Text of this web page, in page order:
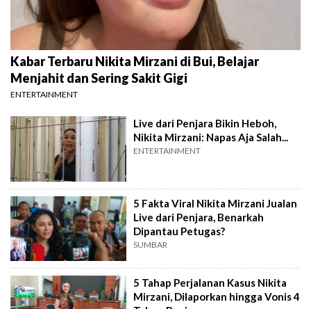
Kabar Terbaru Nikita Mirzani di Bui, Belajar
Menjahit dan Sering Sakit Gigi
ENTERTAINMENT
Live dari Penjara Bikin Heboh,
Nikita Mirzani: Napas Aja Salah...
ENTERTAINMENT
5 Fakta Viral Nikita Mirzani Jualan
Live dari Penjara, Benarkah
Dipantau Petugas?
SUMBAR
5 Tahap Perjalanan Kasus Nikita
Mirzani, Dilaporkan hingga Vonis 4